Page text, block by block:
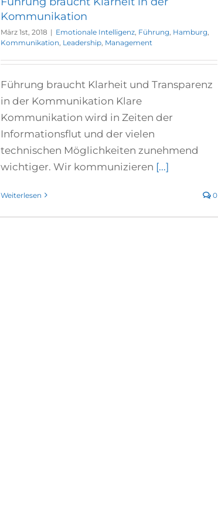
Kommunikation
März 1st, 2018 | Emotionale Intelligenz Führung Hamburg
Kommunikation Leadership Management
Führung braucht Klarheit und Transparenz
in der Kommunikation Klare
Kommunikation wird in Zeiten der
Informationsflut und der vielen
technischen Möglichkeiten zunehmend
wichtiger. Wir kommunizieren [...]
Weiterlesen 0